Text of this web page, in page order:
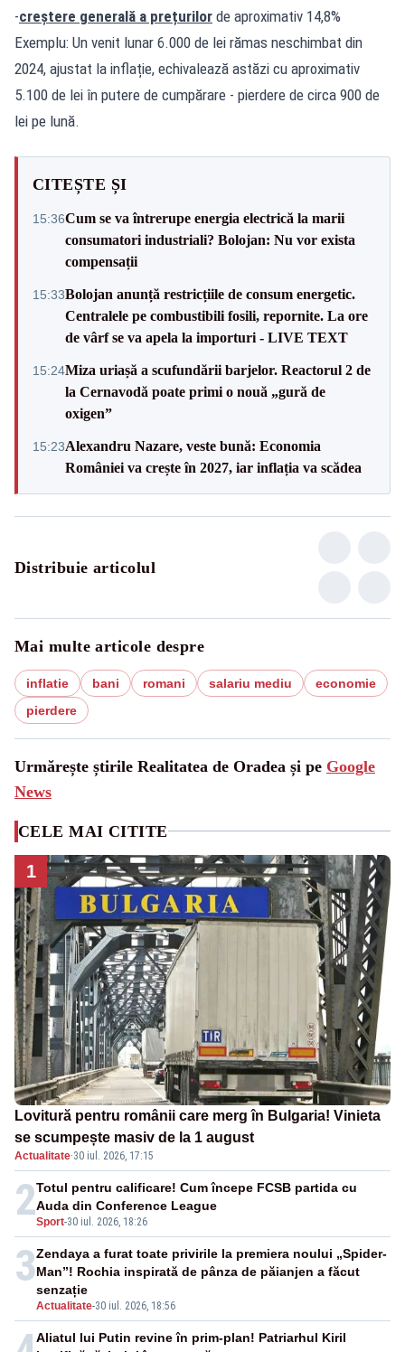
-creștere generală a prețurilor de aproximativ 14,8%
Exemplu: Un venit lunar 6.000 de lei rămas neschimbat din
2024, ajustat la inflație, echivalează astăzi cu aproximativ
5.100 de lei în putere de cumpărare - pierdere de circa 900 de
lei pe lună.
CITEȘTE ȘI
15:36Cum se va întrerupe energia electrică la marii
consumatori industriali? Bolojan: Nu vor exista
compensații
15:33Bolojan anunță restricțiile de consum energetic.
Centralele pe combustibili fosili, repornite. La ore
de vârf se va apela la importuri - LIVE TEXT
15:24Miza uriașă a scufundării barjelor. Reactorul 2 de
la Cernavodă poate primi o nouă „gură de
oxigen”
15:23Alexandru Nazare, veste bună: Economia
României va crește în 2027, iar inflația va scădea
Distribuie articolul
Mai multe articole despre
inflatie bani romani salariu mediu
economie
pierdere
Urmărește știrile Realitatea de Oradea și pe Google
News
CELE MAI CITITE
1
Lovitură pentru românii care merg în Bulgaria! Vinieta
se scumpește masiv de la 1 august
Actualitate·30 iul. 2026, 17:15
2Sport-30 iul. 2026, 18:26
Totul pentru calificare! Cum începe FCSB partida cu
Auda din Conference League
3
Actualitate-30 iul. 2026, 18:56
Zendaya a furat toate privirile la premiera noului „Spider-
Man”! Rochia inspirată de pânza de păianjen a făcut
senzație
Aliatul lui Putin revine în prim-plan! Patriarhul Kiril